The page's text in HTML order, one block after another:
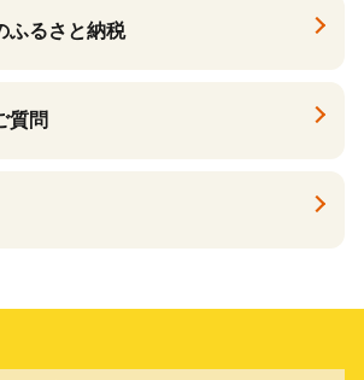
ふるさと納税
質問